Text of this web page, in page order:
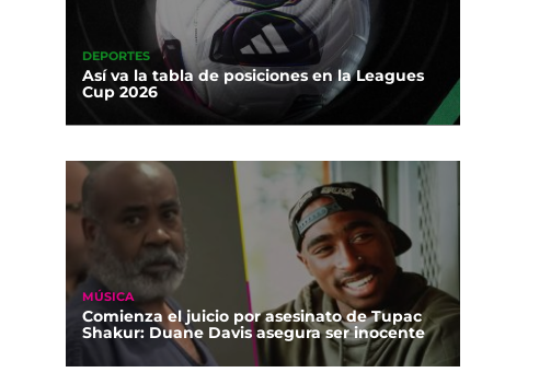
DEPORTES
Así va la tabla de posiciones en la Leagues
Cup 2026
MÚSICA
Comienza el juicio por asesinato de Tupac
Shakur: Duane Davis asegura ser inocente